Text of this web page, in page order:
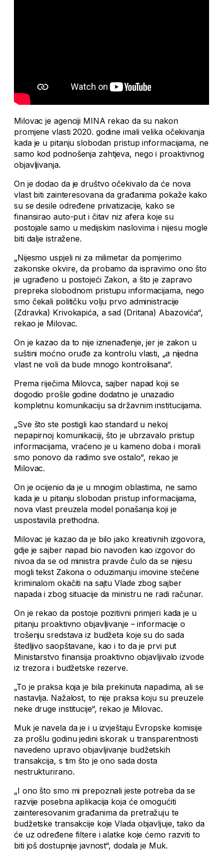
Milovac je agenciji MINA rekao da su nakon
promjene vlasti 2020. godine imali velika očekivanja
kada je u pitanju slobodan pristup informacijama, ne
samo kod podnošenja zahtjeva, nego i proaktivnog
objavljivanja.
On je dodao da je društvo očekivalo da će nova
vlast biti zainteresovana da građanima pokaže kako
su se desile određene privatizacije, kako se
finansirao auto-put i čitav niz afera koje su
postojale samo u medijskim naslovima i nijesu mogle
biti dalje istražene.
„Nijesmo uspjeli ni za milimetar da pomjerimo
zakonske okvire, da probamo da ispravimo ono što
je ugrađeno u postojeći Zakon, a što je zapravo
prepreka slobodnom pristupu informacijama, nego
smo čekali političku volju prvo administracije
(Zdravka) Krivokapića, a sad (Dritana) Abazovića“,
rekao je Milovac.
On je kazao da to nije iznenađenje, jer je zakon u
suštini moćno oruđe za kontrolu vlasti, „a nijedna
vlast ne voli da bude mnogo kontrolisana“.
Prema riječima Milovca, sajber napad koji se
dogodio prošle godine dodatno je unazadio
kompletnu komunikaciju sa državnim institucijama.
„Sve što ste postigli kao standard u nekoj
nepapirnoj komunikaciji, što je ubrzavalo pristup
informacijama, vraćeno je u kameno doba i morali
smo ponovo da radimo sve ostalo“, rekao je
Milovac.
On je ocijenio da je u mnogim oblastima, ne samo
kada je u pitanju slobodan pristup informacijama,
nova vlast preuzela model ponašanja koji je
uspostavila prethodna.
Milovac je kazao da je bilo jako kreativnih izgovora,
gdje je sajber napad bio navođen kao izgovor do
nivoa da se od ministra pravde čulo da se nijesu
mogli tekst Zakona o oduzimanju imovine stečene
kriminalom okačiti na sajtu Vlade zbog sajber
napada i zbog situacije da ministru ne radi računar.
On je rekao da postoje pozitivni primjeri kada je u
pitanju proaktivno objavljivanje – informacije o
trošenju sredstava iz budžeta koje su do sada
štedljivo saopštavane, kao i to da je prvi put
Ministarstvo finansija proaktivno objavljivalo izvode
iz trezora i budžetske rezerve.
„To je praksa koja je bila prekinuta napadima, ali se
nastavlja. Nažalost, to nije praksa koju su preuzele
neke druge institucije“, rekao je Milovac.
Muk je navela da je i u izvještaju Evropske komisije
za prošlu godinu jedini iskorak u transparentnosti
navedeno upravo objavljivanje budžetskih
transakcija, s tim što je ono sada dosta
nestrukturirano.
„I ono što smo mi prepoznali jeste potreba da se
razvije posebna aplikacija koja će omogućiti
zainteresovanim građanima da pretražuju te
budžetske transakcije koje Vlada objavljuje, tako da
će uz određene filtere i alatke koje ćemo razviti to
biti još dostupnije javnost“, dodala je Muk.